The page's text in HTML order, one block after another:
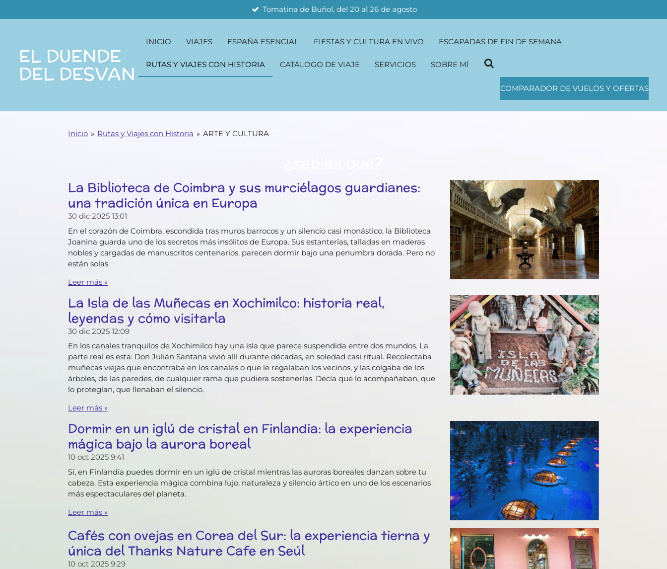
al
Tomatina de Buñol, del 20 al 26 de agosto
EL DUENDE
DEL DESVAN
INICIO VIAJES ESPAÑA ESENCIAL FIESTAS Y CULTURA EN VIVO ESCAPADAS DE FIN DE SEMANA
RUTAS Y VIAJES CON HISTORIA CATÁLOGO DE VIAJE SERVICIOS SOBRE MÍ
COMPARADOR DE VUELOS Y OFERTAS
Inicio » Rutas y Viajes con Historia » ARTE Y CULTURA
La Biblioteca de Coimbra y sus murciélagos guardianes:
una tradición única en Europa
30 dic 2025 13:01
En el corazón de Coimbra, escondida tras muros barrocos y un silencio casi monástico, la Biblioteca
Joanina guarda uno de los secretos más insólitos de Europa. Sus estanterías, talladas en maderas
nobles y cargadas de manuscritos centenarios, parecen dormir bajo una penumbra dorada. Pero no
están solas.
Leer más »
La Isla de las Muñecas en Xochimilco: historia real,
leyendas y cómo visitarla
30 dic 2025 12:09
En los canales tranquilos de Xochimilco hay una isla que parece suspendida entre dos mundos. La
parte real es esta: Don Julián Santana vivió allí durante décadas, en soledad casi ritual. Recolectaba
muñecas viejas que encontraba en los canales o que le regalaban los vecinos, y las colgaba de los
árboles, de las paredes, de cualquier rama que pudiera sostenerlas. Decía que lo acompañaban, que
lo protegían, que llenaban el silencio.
Leer más »
Dormir en un iglú de cristal en Finlandia: la experiencia
mágica bajo la aurora boreal
10 oct 2025 9:41
Sí, en Finlandia puedes dormir en un iglú de cristal mientras las auroras boreales danzan sobre tu
cabeza. Esta experiencia mágica combina lujo, naturaleza y silencio ártico en uno de los escenarios
más espectaculares del planeta.
Leer más »
Cafés con ovejas en Corea del Sur: la experiencia tierna y
única del Thanks Nature Cafe en Seúl
10 oct 2025 9:29